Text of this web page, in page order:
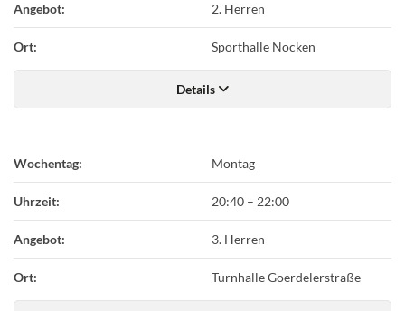
Angebot: 2. Herren
Ort: Sporthalle Nocken
Details
Wochentag: Montag
Uhrzeit: 20:40 – 22:00
Angebot: 3. Herren
Ort: Turnhalle Goerdelerstraße